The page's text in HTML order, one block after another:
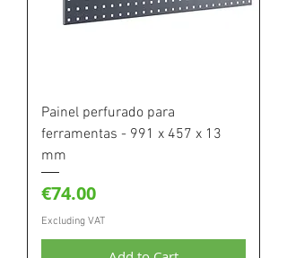
Painel perfurado para
ferramentas - 991 x 457 x 13
mm
Price
€74.00
Excluding VAT